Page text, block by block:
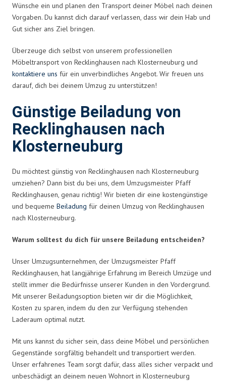
Wünsche ein und planen den Transport deiner Möbel nach deinen
Vorgaben. Du kannst dich darauf verlassen, dass wir dein Hab und
Gut sicher ans Ziel bringen.
Überzeuge dich selbst von unserem professionellen
Möbeltransport von Recklinghausen nach Klosterneuburg und
kontaktiere uns für ein unverbindliches Angebot. Wir freuen uns
darauf, dich bei deinem Umzug zu unterstützen!
Günstige Beiladung von
Recklinghausen nach
Klosterneuburg
Du möchtest günstig von Recklinghausen nach Klosterneuburg
umziehen? Dann bist du bei uns, dem Umzugsmeister Pfaff
Recklinghausen, genau richtig! Wir bieten dir eine kostengünstige
und bequeme Beiladung für deinen Umzug von Recklinghausen
nach Klosterneuburg.
Warum solltest du dich für unsere Beiladung entscheiden?
Unser Umzugsunternehmen, der Umzugsmeister Pfaff
Recklinghausen, hat langjährige Erfahrung im Bereich Umzüge und
stellt immer die Bedürfnisse unserer Kunden in den Vordergrund.
Mit unserer Beiladungsoption bieten wir dir die Möglichkeit,
Kosten zu sparen, indem du den zur Verfügung stehenden
Laderaum optimal nutzt.
Mit uns kannst du sicher sein, dass deine Möbel und persönlichen
Gegenstände sorgfältig behandelt und transportiert werden.
Unser erfahrenes Team sorgt dafür, dass alles sicher verpackt und
unbeschädigt an deinem neuen Wohnort in Klosterneuburg